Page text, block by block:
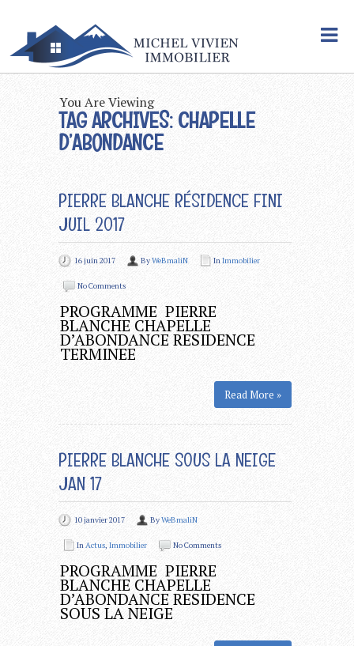
You Are Viewing
TAG ARCHIVES: CHAPELLE
D’ABONDANCE
PIERRE BLANCHE RÉSIDENCE FINI
JUIL 2017
16 juin 2017 ByWeBmaliN InImmobilier
No Comments
PROGRAMME PIERRE
BLANCHE CHAPELLE
D’ABONDANCE RESIDENCE
TERMINEE
Read More »
PIERRE BLANCHE SOUS LA NEIGE
JAN 17
10 janvier 2017 ByWeBmaliN
InActus, Immobilier No Comments
PROGRAMME PIERRE
BLANCHE CHAPELLE
D’ABONDANCE RESIDENCE
SOUS LA NEIGE